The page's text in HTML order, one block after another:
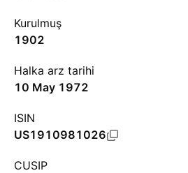
Kurulmuş
1902
Halka arz tarihi
10 May 1972
ISIN
US1910981026
CUSIP